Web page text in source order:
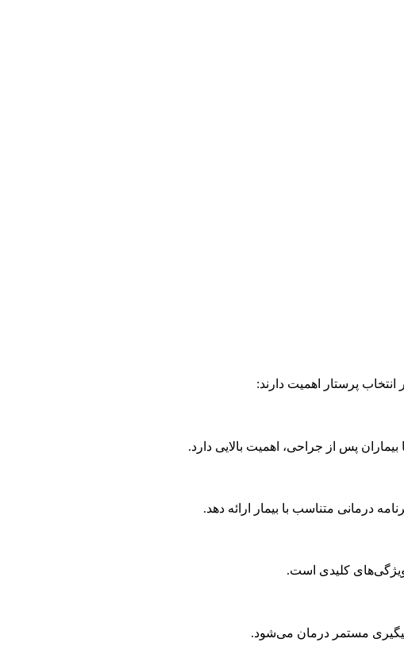
پرستار اهمیت دارند:
بیماران پس از جراحی، اهمیت بالایی دارد.
درمانی متناسب با بیمار ارائه دهد.
ویژگی‌های کلیدی است.
پیگیری مستمر درمان می‌شود.